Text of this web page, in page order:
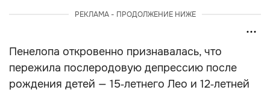
РЕКЛАМА - ПРОДОЛЖЕНИЕ НИЖЕ
Пенелопа откровенно признавалась, что
пережила послеродовую депрессию после
рождения детей — 15‑летнего Лео и 12‑летней